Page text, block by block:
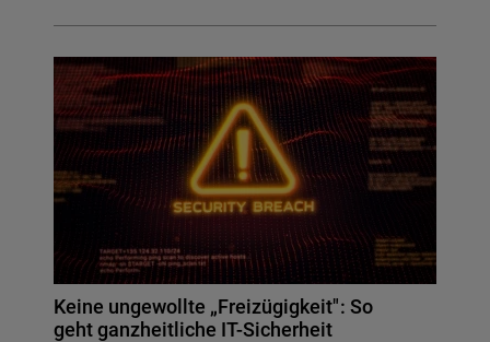
Keine ungewollte „Freizügigkeit": So
geht ganzheitliche IT-Sicherheit